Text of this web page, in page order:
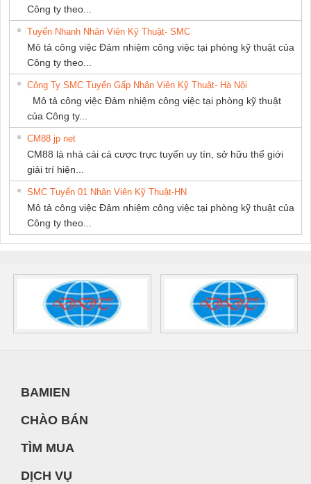
Công ty theo...
Tuyển Nhanh Nhân Viên Kỹ Thuật- SMC
Mô tả công việc Đảm nhiệm công việc tại phòng kỹ thuật của
Công ty theo...
Công Ty SMC Tuyển Gấp Nhân Viên Kỹ Thuật- Hà Nội
Mô tả công việc Đảm nhiệm công việc tại phòng kỹ thuật
của Công ty...
CM88 jp net
CM88 là nhà cái cá cược trực tuyến uy tín, sở hữu thế giới
giải trí hiện...
SMC Tuyển 01 Nhân Viên Kỹ Thuật-HN
Mô tả công việc Đảm nhiệm công việc tại phòng kỹ thuật của
Công ty theo...
BAMIEN
CHÀO BÁN
TÌM MUA
DỊCH VỤ